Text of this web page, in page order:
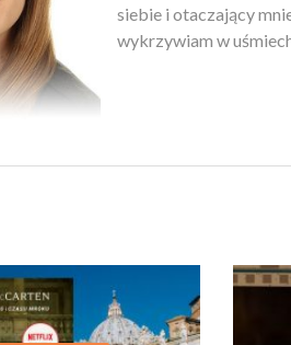
siebie i otaczający
wykrzywiam w